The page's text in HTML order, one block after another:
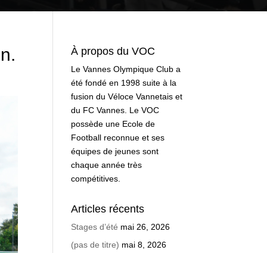
À propos du VOC
Le Vannes Olympique Club a
été fondé en 1998 suite à la
fusion du Véloce Vannetais et
du FC Vannes. Le VOC
possède une Ecole de
Football reconnue et ses
équipes de jeunes sont
chaque année très
compétitives.
Articles récents
Stages d’été mai 26, 2026
(pas de titre) mai 8, 2026